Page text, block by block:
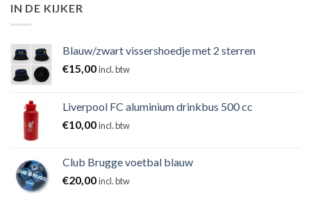
IN DE KIJKER
Blauw/zwart vissershoedje met 2 sterren
€15,00incl. btw
Liverpool FC aluminium drinkbus 500 cc
€10,00incl. btw
Club Brugge voetbal blauw
€20,00incl. btw